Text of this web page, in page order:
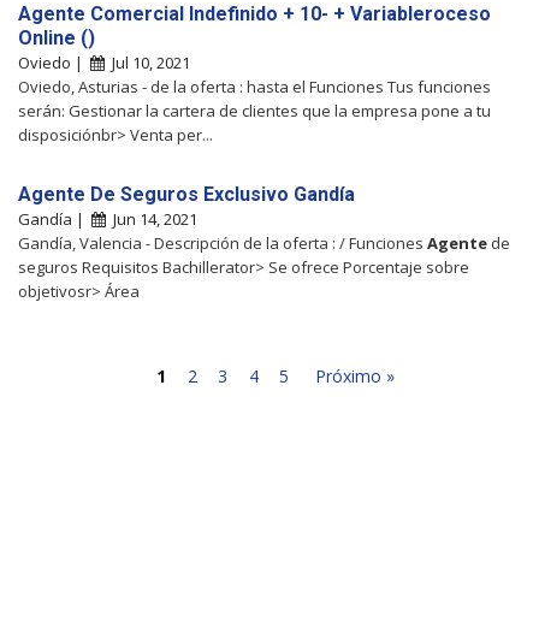
Agente Comercial Indefinido + 10- + Variableroceso
Online ()
Oviedo |
Jul 10, 2021
Oviedo, Asturias - de la oferta : hasta el Funciones Tus funciones
serán: Gestionar la cartera de clientes que la empresa pone a tu
disposiciónbr> Venta per...
Agente De Seguros Exclusivo Gandía
Gandía |
Jun 14, 2021
Gandía, Valencia - Descripción de la oferta : / Funciones Agente de
seguros Requisitos Bachillerator> Se ofrece Porcentaje sobre
objetivosr> Área
1 2 3 4 5 Próximo »